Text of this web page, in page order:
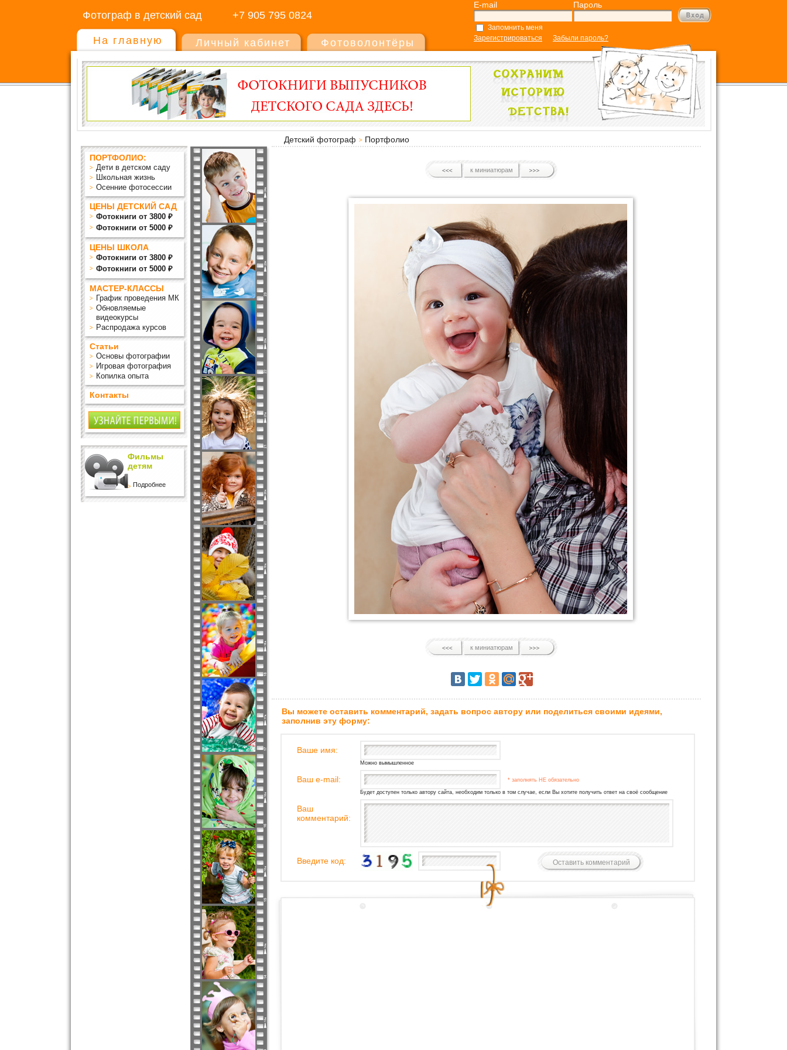
Фотограф в детский сад +7 905 795 0824
E-mail Пароль
Запомнить меня
Зарегистрироваться
Забыли пароль?
На главную Личный кабинет Фотоволонтёры
Детский фотограф
Портфолио
ПОРТФОЛИО:
Дети в детском саду
Школьная жизнь
Осенние фотосессии
ЦЕНЫ ДЕТСКИЙ САД
Фотокниги от 3800 ₽
Фотокниги от 5000 ₽
ЦЕНЫ ШКОЛА
Фотокниги от 3800 ₽
Фотокниги от 5000 ₽
МАСТЕР-КЛАССЫ
График проведения МК
Обновляемые
видеокурсы
Распродажа курсов
Статьи
Основы фотографии
Игровая фотография
Копилка опыта
Контакты
Фильмы
детям
Подробнее
к миниатюрам
к миниатюрам
Вы можете оставить комментарий, задать вопрос автору или поделиться своими идеями,
заполнив эту форму:
Ваше имя:
Можно вымышленное
Ваш e-mail: * заполнять НЕ обязательно
Будет доступен только автору сайта, необходим только в том случае, если Вы хотите получить ответ на своё сообщение
Ваш
комментарий:
Введите код: